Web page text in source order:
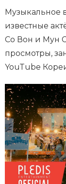
Музыкальное
известные
Со Вон и Мун
просмотры,
YouTube